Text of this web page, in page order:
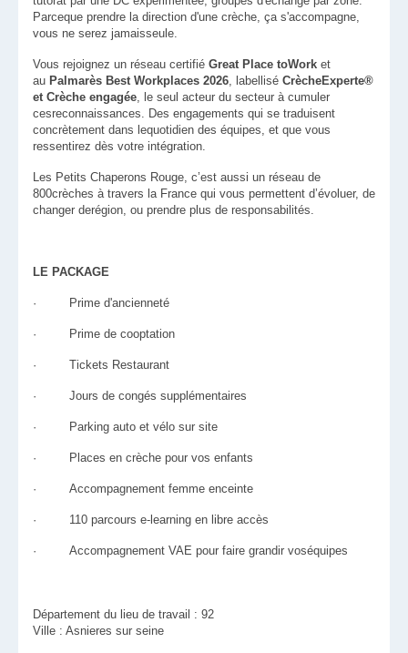
Parceque prendre la direction d'une crèche, ça s'accompagne,
vous ne serez jamaisseule.
Vous rejoignez un réseau certifié Great Place toWork et
au Palmarès Best Workplaces 2026 , labellisé CrècheExperte®
et Crèche engagée , le seul acteur du secteur à cumuler
cesreconnaissances. Des engagements qui se traduisent
concrètement dans lequotidien des équipes, et que vous
ressentirez dès votre intégration.
Les Petits Chaperons Rouge, c’est aussi un réseau de
800crèches à travers la France qui vous permettent d’évoluer, de
changer derégion, ou prendre plus de responsabilités.
LE PACKAGE
· Prime d'ancienneté
· Prime de cooptation
· Tickets Restaurant
· Jours de congés supplémentaires
· Parking auto et vélo sur site
· Places en crèche pour vos enfants
· Accompagnement femme enceinte
· 110 parcours e-learning en libre accès
· Accompagnement VAE pour faire grandir voséquipes
Département du lieu de travail : 92
Ville : Asnieres sur seine